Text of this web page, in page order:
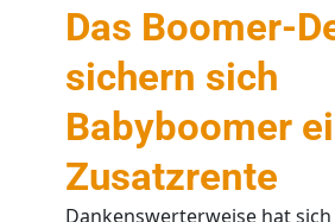
Das Boomer-
sichern sich
Babyboomer
Zusatzrente
Dankenswerterweise hat